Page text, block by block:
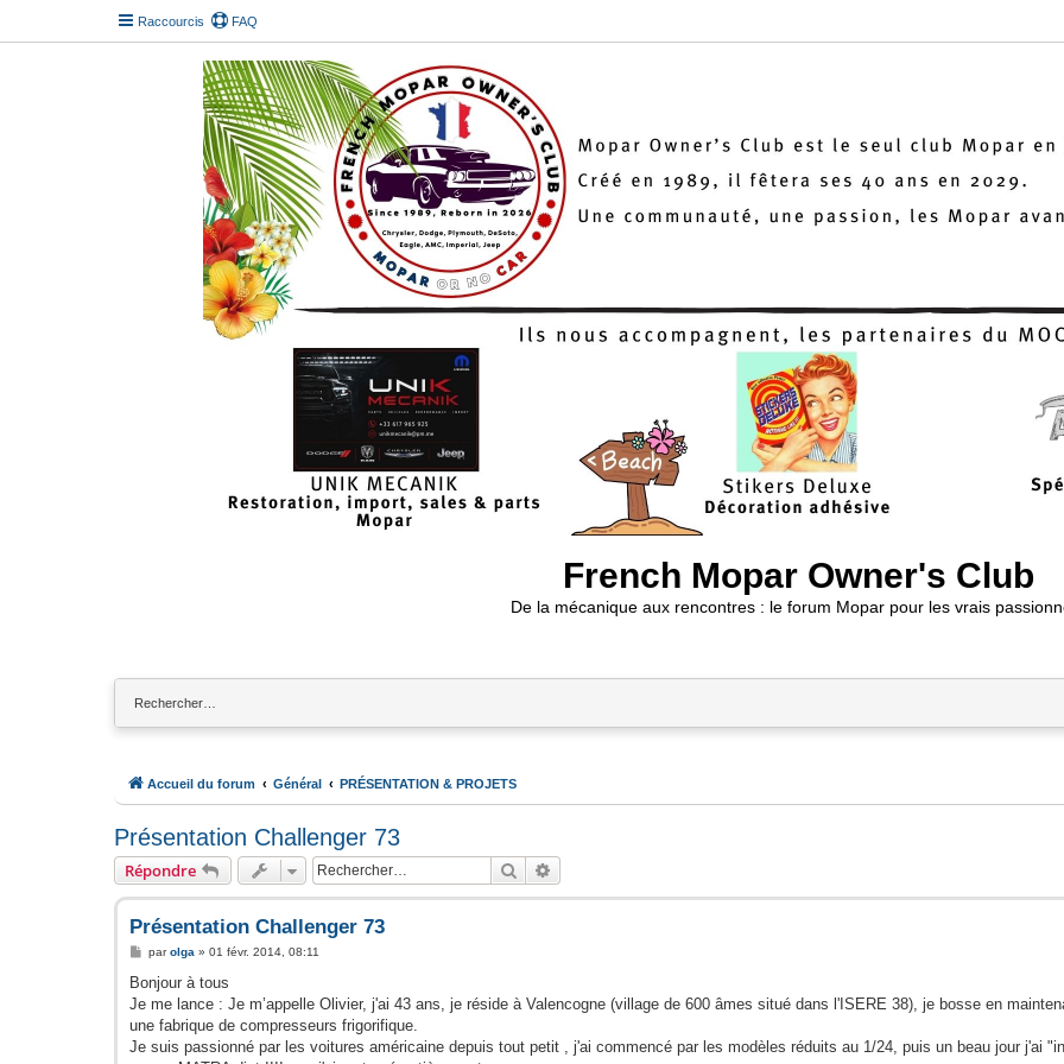
Raccourcis FAQ
French Mopar Owner's Club
De la mécanique aux rencontres : le forum Mopar pour les vrais
Accueil du forum Général PRÉSENTATION & PROJETS
Présentation Challenger 73
Répondre Rechercher
Présentation Challenger 73
M
s
a
g
parolga » 01 févr. 2014, 08:11
Bonjour à tous
Je me lance : Je m’appelle Olivier, j'ai 43 ans, je réside à Valencogne (village de 600 âmes situé dans l'ISERE 38), je bosse en
une fabrique de compresseurs frigorifique.
Je suis passionné par les voitures américaine depuis tout petit , j'ai commencé par les modèles réduits au 1/24, puis un beau jour j'ai